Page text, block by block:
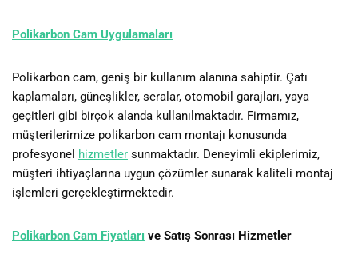
Polikarbon Cam Uygulamaları
Polikarbon cam, geniş bir kullanım alanına sahiptir. Çatı
kaplamaları, güneşlikler, seralar, otomobil garajları, yaya
geçitleri gibi birçok alanda kullanılmaktadır. Firmamız,
müşterilerimize polikarbon cam montajı konusunda
profesyonel hizmetler sunmaktadır. Deneyimli ekiplerimiz,
müşteri ihtiyaçlarına uygun çözümler sunarak kaliteli montaj
işlemleri gerçekleştirmektedir.
Polikarbon Cam Fiyatları ve Satış Sonrası Hizmetler